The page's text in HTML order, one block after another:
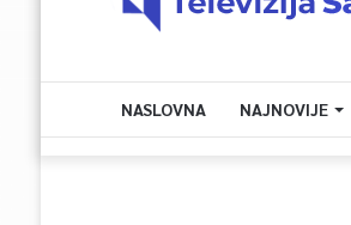
NASLOVNA NAJNOVIJE